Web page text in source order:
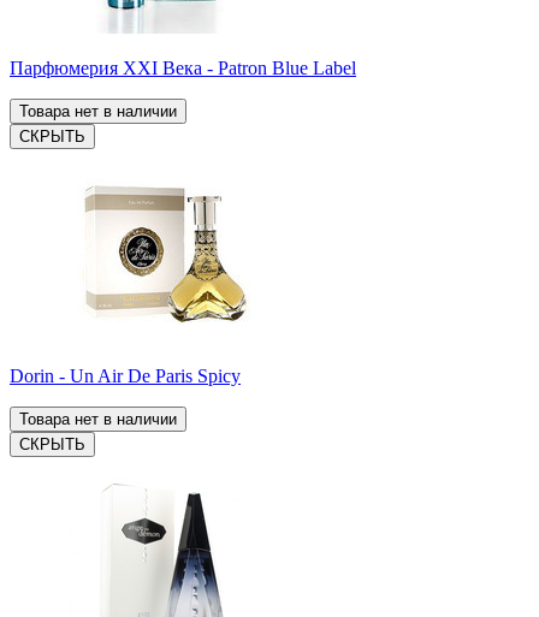
Парфюмерия XXI Века - Patron Blue Label
Товара нет в наличии
СКРЫТЬ
Dorin - Un Air De Paris Spicy
Товара нет в наличии
СКРЫТЬ